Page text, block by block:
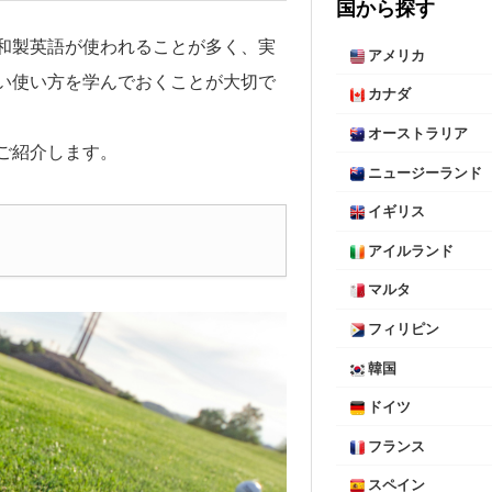
製英語が使われることが多く、実
使い方を学んでおくことが大切で
介します。
国から探す
アメリカ
カナダ
オーストラリア
ニュージーランド
イギリス
アイルランド
マルタ
フィリピン
韓国
ドイツ
フランス
スペイン